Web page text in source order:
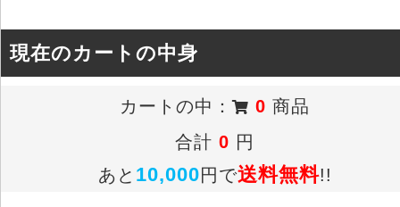
現在のカートの中身
カートの中： 0 商品
合計0 円
あと 10,000円で送料無料!!